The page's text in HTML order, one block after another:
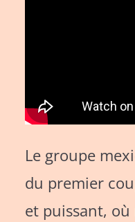
Le groupe
du premier
et puissant,